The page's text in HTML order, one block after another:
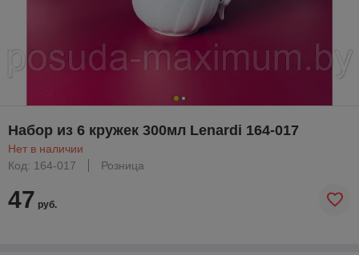
Набор из 6 кружек 300мл Lenardi 164-017
Нет в наличии
Код: 164-017
Розница
47 руб.